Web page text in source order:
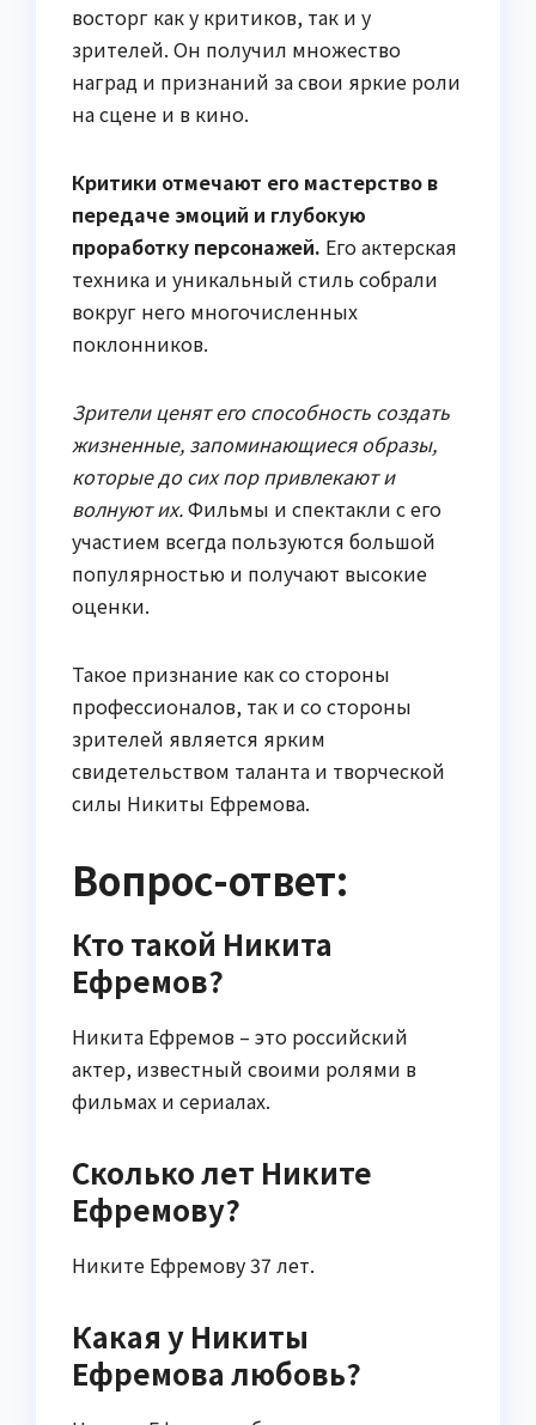
восторг как у критиков, так и у
зрителей. Он получил множество
наград и признаний за свои яркие роли
на сцене и в кино.
Критики отмечают его мастерство в
передаче эмоций и глубокую
проработку персонажей. Его актерская
техника и уникальный стиль собрали
вокруг него многочисленных
поклонников.
Зрители ценят его способность создать
жизненные, запоминающиеся образы,
которые до сих пор привлекают и
волнуют их.Фильмы и спектакли с его
участием всегда пользуются большой
популярностью и получают высокие
оценки.
Такое признание как со стороны
профессионалов, так и со стороны
зрителей является ярким
свидетельством таланта и творческой
силы Никиты Ефремова.
Вопрос-ответ:
Кто такой Никита
Ефремов?
Никита Ефремов – это российский
актер, известный своими ролями в
фильмах и сериалах.
Сколько лет Никите
Ефремову?
Никите Ефремову 37 лет.
Какая у Никиты
Ефремова любовь?